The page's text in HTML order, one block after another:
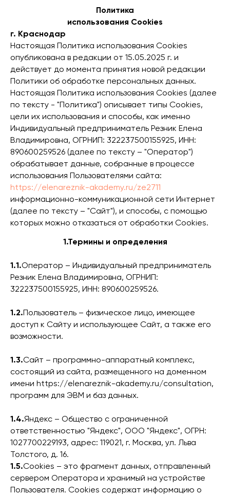
Политика
использования Cookies
г. Краснодар
Настоящая Политика использования Cookies
опубликована в редакции от 15.05.2025 г. и
действует до момента принятия новой редакции
Политики об обработке персональных данных.
Настоящая Политика использования Cookies (далее
по тексту - "Политика") описывает типы Cookies,
цели их использования и способы, как именно
Индивидуальный предприниматель Резник Елена
Владимировна, ОГРНИП: 322237500155925, ИНН:
890600259526 (далее по тексту – "Оператор")
обрабатывает данные, собранные в процессе
использования Пользователями сайта:
https://elenareznik-akademy.ru/ze2711
информационно-коммуникационной сети Интернет
(далее по тексту – "Сайт"), и способы, с помощью
которых можно отказаться от обработки Cookies.
1.Термины и определения
1.1.Оператор – Индивидуальный предприниматель
Резник Елена Владимировна, ОГРНИП:
322237500155925, ИНН: 890600259526.
1.2.Пользователь – физическое лицо, имеющее
доступ к Сайту и использующее Сайт, а также его
возможности.
1.3.Сайт – программно-аппаратный комплекс,
состоящий из сайта, размещенного на доменном
имени https://elenareznik-akademy.ru/consultation,
программ для ЭВМ и баз данных.
1.4.Яндекс – Общество с ограниченной
ответственностью "Яндекс", ООО "Яндекс", ОГРН:
1027700229193, адрес: 119021, г. Москва, ул. Льва
Толстого, д. 16.
1.5.Сookies – это фрагмент данных, отправленный
сервером Оператора и хранимый на устройстве
Пользователя. Cookies содержат информацию о